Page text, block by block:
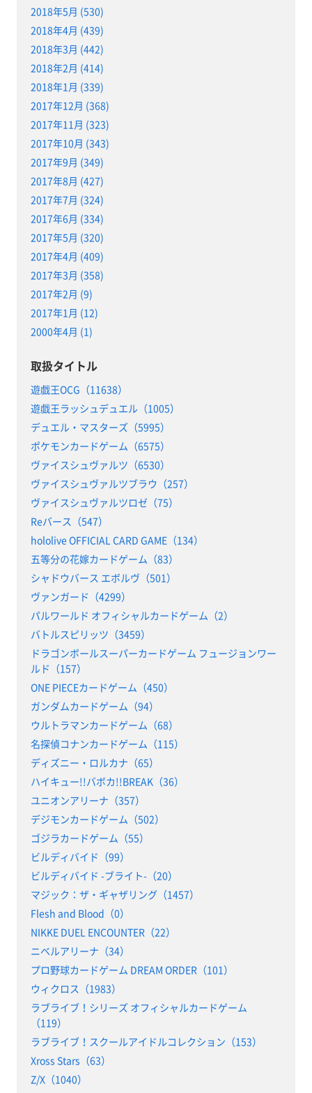
2018年5月 (530)
2018年4月 (439)
2018年3月 (442)
2018年2月 (414)
2018年1月 (339)
2017年12月 (368)
2017年11月 (323)
2017年10月 (343)
2017年9月 (349)
2017年8月 (427)
2017年7月 (324)
2017年6月 (334)
2017年5月 (320)
2017年4月 (409)
2017年3月 (358)
2017年2月 (9)
2017年1月 (12)
2000年4月 (1)
取扱タイトル
遊戯王OCG（11638）
遊戯王ラッシュデュエル（1005）
デュエル・マスターズ（5995）
ポケモンカードゲーム（6575）
ヴァイスシュヴァルツ（6530）
ヴァイスシュヴァルツブラウ（257）
ヴァイスシュヴァルツロゼ（75）
Reバース（547）
hololive OFFICIAL CARD GAME（134）
五等分の花嫁カードゲーム（83）
シャドウバース エボルヴ（501）
ヴァンガード（4299）
パルワールド オフィシャルカードゲーム（2）
バトルスピリッツ（3459）
ドラゴンボールスーパーカードゲーム フュージョンワー
ルド（157）
ONE PIECEカードゲーム（450）
ガンダムカードゲーム（94）
ウルトラマンカードゲーム（68）
名探偵コナンカードゲーム（115）
ディズニー・ロルカナ（65）
ハイキュー!!バボカ!!BREAK（36）
ユニオンアリーナ（357）
デジモンカードゲーム（502）
ゴジラカードゲーム（55）
ビルディバイド（99）
ビルディバイド -ブライト-（20）
マジック：ザ・ギャザリング（1457）
Flesh and Blood（0）
NIKKE DUEL ENCOUNTER（22）
ニベルアリーナ（34）
プロ野球カードゲーム DREAM ORDER（101）
ウィクロス（1983）
ラブライブ！シリーズ オフィシャルカードゲーム
（119）
ラブライブ！スクールアイドルコレクション（153）
Xross Stars（63）
Z/X（1040）